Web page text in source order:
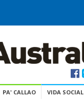
PA' CALLAO VIDA SOCIAL